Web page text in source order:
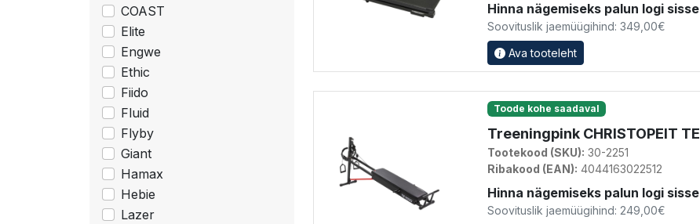
COAST
Elite
Engwe
Ethic
Fiido
Fluid
Flyby
Giant
Hamax
Hebie
Lazer
Hinna nägemiseks palun logi
Soovituslik jaemüügihind: 349,00€
Ava tooteleht
Toode kohe saadaval
Treeningpink CHRISTOPEIT
Tootekood (SKU): 30-2251
Ribakood (EAN): 4044163022512
Hinna nägemiseks palun logi
Soovituslik jaemüügihind: 249,00€